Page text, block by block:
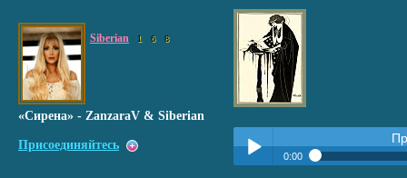
0:00
Siberian 1 6 8
«Сирена» - ZanzaraV & Siberian
Присоединяйтесь